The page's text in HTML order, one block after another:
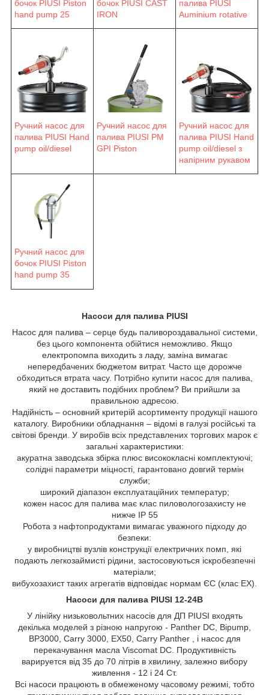
бочок PIUSI Piston
hand pump 25
бочок PIUSI CAST
IRON
палива PIUSI
Auminium rotative
Ручний насос для
палива PIUSI Hand
pump oil/diesel
Ручний насос для
палива PIUSI PM
GPI Piston
Ручний насос для
палива PIUSI Hand
pump oil/diesel з
напірним рукавом
Ручний насос для
бочок PIUSI Piston
hand pump 35
Насоси для палива PIUSI
Насос для палива – серце будь паливороздавальної системи,
без цього компонента обійтися неможливо. Якщо
електропомпа виходить з ладу, заміна вимагає
непередбачених бюджетом витрат. Часто ще дорожче
обходиться втрата часу. Потрібно купити насос для палива,
який не доставить подібних проблем? Ви прийшли за
правильною адресою.
Надійність – основний критерій асортименту продукції нашого
каталогу. Виробники обладнання – відомі в галузі російські та
світові бренди. У виробів всіх представлених торгових марок є
загальні характеристики:
акуратна заводська збірка плюс висококласні комплектуючі;
солідні параметри міцності, гарантовано довгий термін
служби;
широкий діапазон експлуатаційних температур;
кожен насос для палива має клас пиловологозахисту не
нижче IP 55
Робота з нафтопродуктами вимагає уважного підходу до
безпеки:
у виробництві вузлів конструкції електричних помп, які
подають легкозаймисті рідини, застосовуються іскробезпечні
матеріали;
вибухозахист таких агрегатів відповідає нормам ЄС (клас EX).
Насоси для палива PIUSI 12-24B
У лінійку низьковольтних насосів для ДП PIUSI входять
декілька моделей з різною напругою - Panther DC, Bipump,
BP3000, Carry 3000, EX50, Carry Panther , і насос для
перекачування масла Viscomat DC. Продуктивність
варируется від 35 до 70 літрів в хвилину, залежно вибору
живлення - 12 і 24 Ст.
Всі насоси працюють в обмеженому часовому режимі, тобто